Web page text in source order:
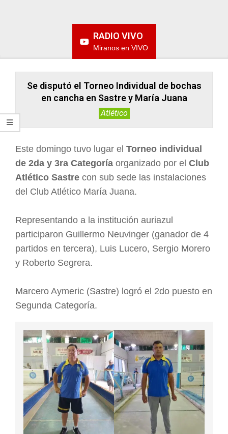
RADIO VIVO
Miranos en VIVO
Se disputó el Torneo Individual de bochas
en cancha en Sastre y María Juana
Atlético
Este domingo tuvo lugar el Torneo individual
de 2da y 3ra Categoría organizado por el Club
Atlético Sastre con sub sede las instalaciones
del Club Atlético María Juana.
Representando a la institución auriazul
participaron Guillermo Neuvinger (ganador de 4
partidos en tercera), Luis Lucero, Sergio Morero
y Roberto Segrera.
Marcero Aymeric (Sastre) logró el 2do puesto en
Segunda Categoría.